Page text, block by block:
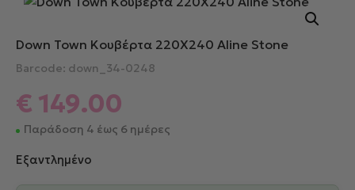
Down Town Κουβέρτα 220Χ240 Aline Stone
Barcode: down_34-0248
€ 149.00
Παράδοση 4 έως 6 ημέρες
Εξαντλημένο